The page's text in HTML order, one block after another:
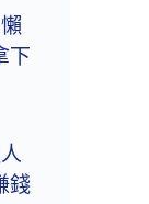
下
錢